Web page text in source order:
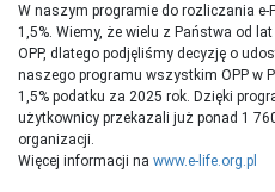
W naszym programie do rozliczania e-
1,5%. Wiemy, że wielu z Państwa od
OPP, dlatego podjęliśmy decyzję o
naszego programu wszystkim OPP w
1,5% podatku za 2025 rok. Dzięki
użytkownicy przekazali już ponad 1
organizacji.
Więcej informacji na www.e-life.org.pl